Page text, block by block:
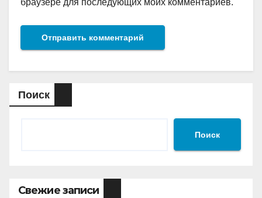
браузере для последующих моих комментариев.
Поиск
Поиск
Свежие записи